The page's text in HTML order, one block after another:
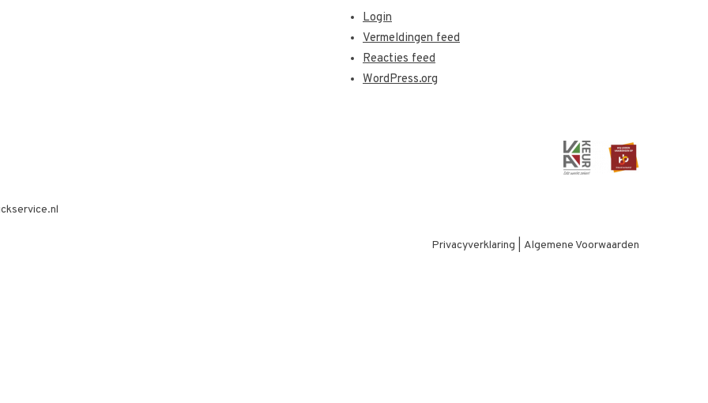
Login
Vermeldingen feed
Reacties feed
WordPress.org
Privacyverklaring Algemene Voorwaarden